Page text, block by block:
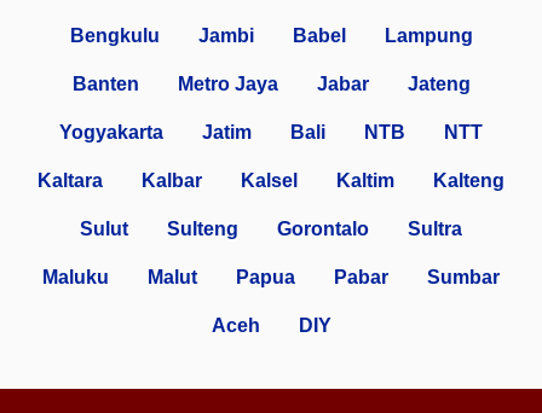
Bengkulu Jambi Babel Lampung
Banten Metro Jaya Jabar Jateng
Yogyakarta Jatim Bali NTB NTT
Kaltara Kalbar Kalsel Kaltim Kalteng
Sulut Sulteng Gorontalo Sultra
Maluku Malut Papua Pabar Sumbar
Aceh DIY